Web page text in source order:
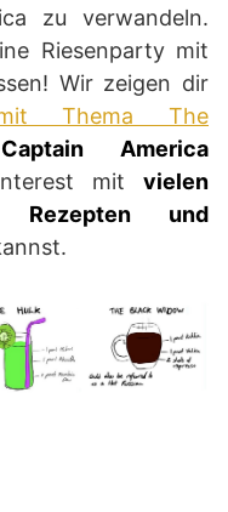
zu verwandeln.
Riesenparty mit
Wir zeigen dir
Thema The
Captain America
mit vielen
Rezepten und